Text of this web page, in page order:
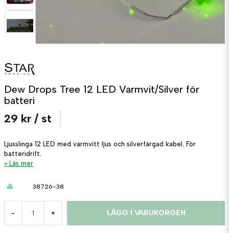
Dew Drops Tree 12 LED Varmvit/Silver för
batteri
29 kr / st
Ljusslinga 12 LED med varmvitt ljus och silverfärgad kabel. För
batteridrift.
Läs mer
38726-38
- + LÄGG I VARUKORGEN